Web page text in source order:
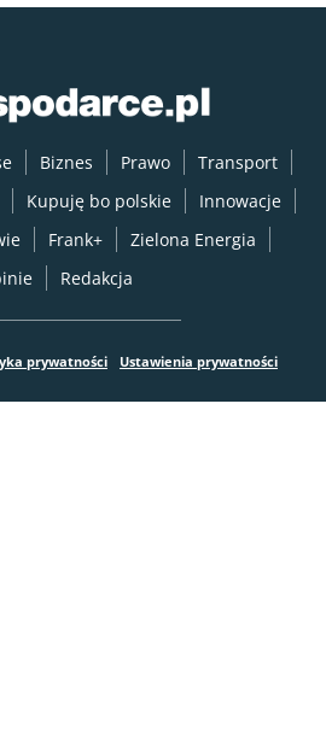
Biznes Prawo
Transport
Kupuję bo polskie
Innowacje
Frank+
Zielona Energia
Redakcja
prywatności Ustawienia prywatności